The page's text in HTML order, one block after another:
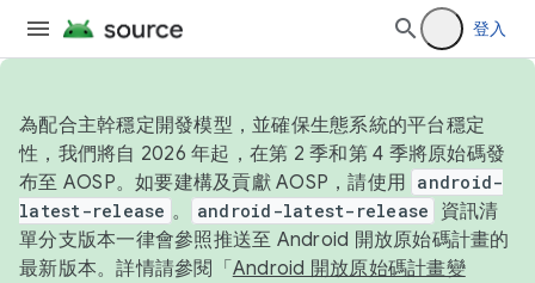
登入
為配合主幹穩定開發模型，並確保生態系統的平台穩定
性，我們將自 2026 年起，在第 2 季和第 4 季將原始碼發
布至 AOSP。如要建構及貢獻 AOSP，請使用 android-
latest-release 。 android-latest-release
資訊清
單分支版本一律會參照推送至 Android 開放原始碼計畫的
最新版本。詳情請參閱「 Android 開放原始碼計畫變